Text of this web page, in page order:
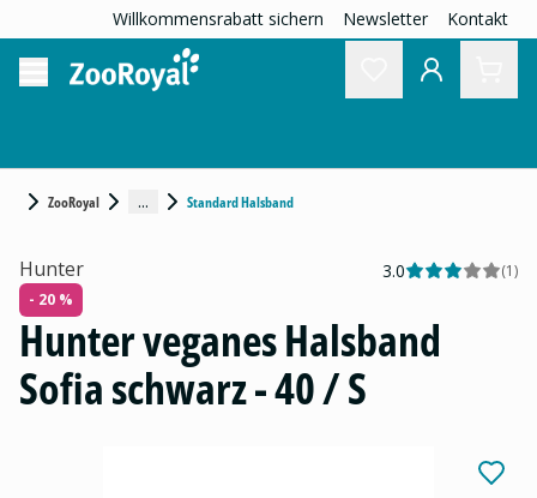
Willkommensrabatt sichern Newsletter Kontakt
ZooRoyal ... Standard Halsband
Hunter 3.0 (1)
- 20 %
Hunter veganes Halsband
Sofia schwarz - 40 / S